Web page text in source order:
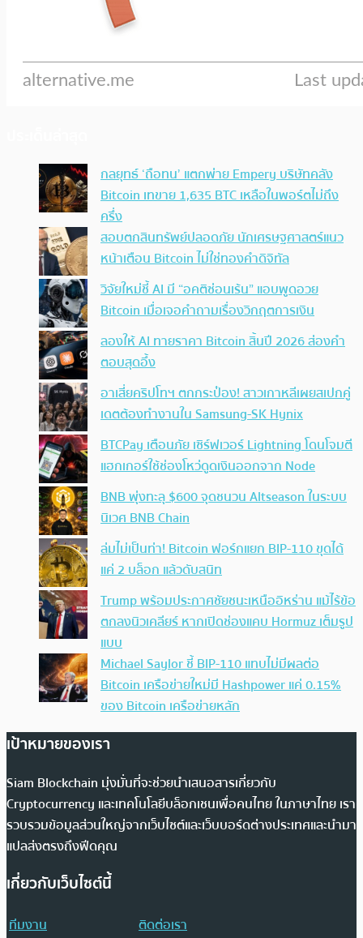
กลยุทธ์ ‘ถือทน’ แตกพ่าย Empery บริษัทคลัง
Bitcoin เทขาย 1,635 BTC เหลือในพอร์ตไม่ถึง
ครึ่ง
สอบตกสินทรัพย์ปลอดภัย นักเศรษฐศาสตร์แนว
หน้าเตือน Bitcoin ไม่ใช่ทองคำดิจิทัล
วิจัยใหม่ชี้ AI มี “อคติซ่อนเร้น” แอบพูดอวย
Bitcoin เมื่อเจอคำถามเรื่องวิกฤตการเงิน
ลองให้ AI ทายราคา Bitcoin สิ้นปี 2026 ส่องคำ
ตอบสุดอึ้ง
อาเสี่ยคริปโทฯ ตกกระป๋อง! สาวเกาหลีเผยสเปกคู่
เดตต้องทำงานใน Samsung-SK Hynix
BTCPay เตือนภัย เซิร์ฟเวอร์ Lightning โดนโจมตี
แฮกเกอร์ใช้ช่องโหว่ดูดเงินออกจาก Node
BNB พุ่งทะลุ $600 จุดชนวน Altseason ในระบบ
นิเวศ BNB Chain
ล่มไม่เป็นท่า! Bitcoin ฟอร์กแยก BIP-110 ขุดได้
แค่ 2 บล็อก แล้วดับสนิท
Trump พร้อมประกาศชัยชนะเหนืออิหร่าน แม้ไร้ข้อ
ตกลงนิวเคลียร์ หากเปิดช่องแคบ Hormuz เต็มรูป
แบบ
Michael Saylor ชี้ BIP-110 แทบไม่มีผลต่อ
Bitcoin เครือข่ายใหม่มี Hashpower แค่ 0.15%
ของ Bitcoin เครือข่ายหลัก
เป้าหมายของเรา
Siam Blockchain มุ่งมั่นที่จะช่วยนำเสนอสารเกี่ยวกับ
Cryptocurrency และเทคโนโลยีบล็อกเชนเพื่อคนไทย ในภาษาไทย เรา
รวบรวมข้อมูลส่วนใหญ่จากเว็บไซต์และเว็บบอร์ดต่างประเทศและนำมา
แปลส่งตรงถึงฟีดคุณ
เกี่ยวกับเว็บไซต์นี้
ทีมงาน
ติดต่อเรา